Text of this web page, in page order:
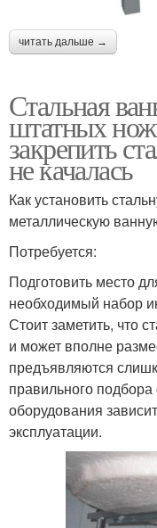
читать дальше →
Стальная
штатных
закрепить
не качалась
Как установить
металлическую
Потребуется:
Подготовить место
необходимый набор
Стоит заметить, что
и может вполне
предъявляются
правильного
оборудования
эксплуатации.